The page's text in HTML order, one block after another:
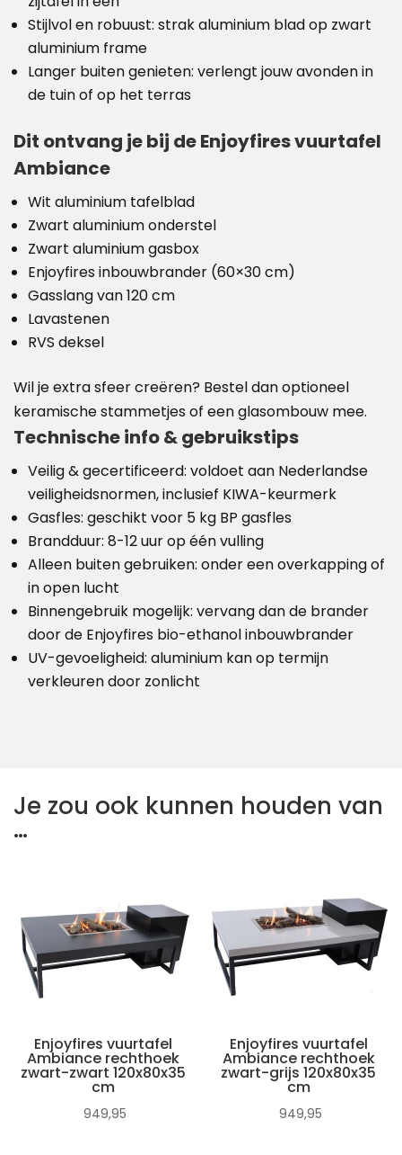
Stijlvol en robuust: strak aluminium blad op zwart
aluminium frame
Langer buiten genieten: verlengt jouw avonden in
de tuin of op het terras
Dit ontvang je bij de Enjoyfires vuurtafel
Ambiance
Wit aluminium tafelblad
Zwart aluminium onderstel
Zwart aluminium gasbox
Enjoyfires inbouwbrander (60×30 cm)
Gasslang van 120 cm
Lavastenen
RVS deksel
Wil je extra sfeer creëren? Bestel dan optioneel
keramische stammetjes of een glasombouw mee.
Technische info & gebruikstips
Veilig & gecertificeerd: voldoet aan Nederlandse
veiligheidsnormen, inclusief KIWA-keurmerk
Gasfles: geschikt voor 5 kg BP gasfles
Brandduur: 8-12 uur op één vulling
Alleen buiten gebruiken: onder een overkapping of
in open lucht
Binnengebruik mogelijk: vervang dan de brander
door de Enjoyfires bio-ethanol inbouwbrander
UV-gevoeligheid: aluminium kan op termijn
verkleuren door zonlicht
Je zou ook kunnen houden van
…
Enjoyfires vuurtafel
Ambiance rechthoek
zwart-zwart 120x80x35
cm
949,95
Enjoyfires vuurtafel
Ambiance rechthoek
zwart-grijs 120x80x35
cm
949,95